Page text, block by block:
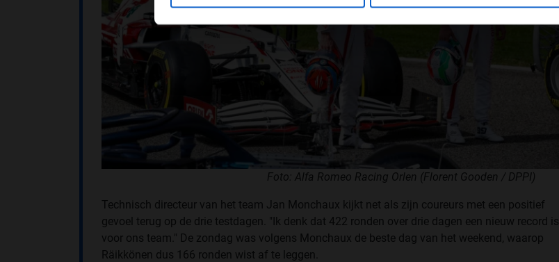
Foto: Alfa Romeo Racing Orlen (Florent Gooden / DPPI)
Technisch directeur van het team Jan Monchaux kijkt net als zijn coureurs met een positief
gevoel terug op de drie testdagen. "Ik denk dat 422 ronden over drie dagen een nieuw record is
voor ons team." De zondag was volgens Monchaux de beste dag van het weekend, waarop
Räikkönen dus 166 ronden wist af te leggen.